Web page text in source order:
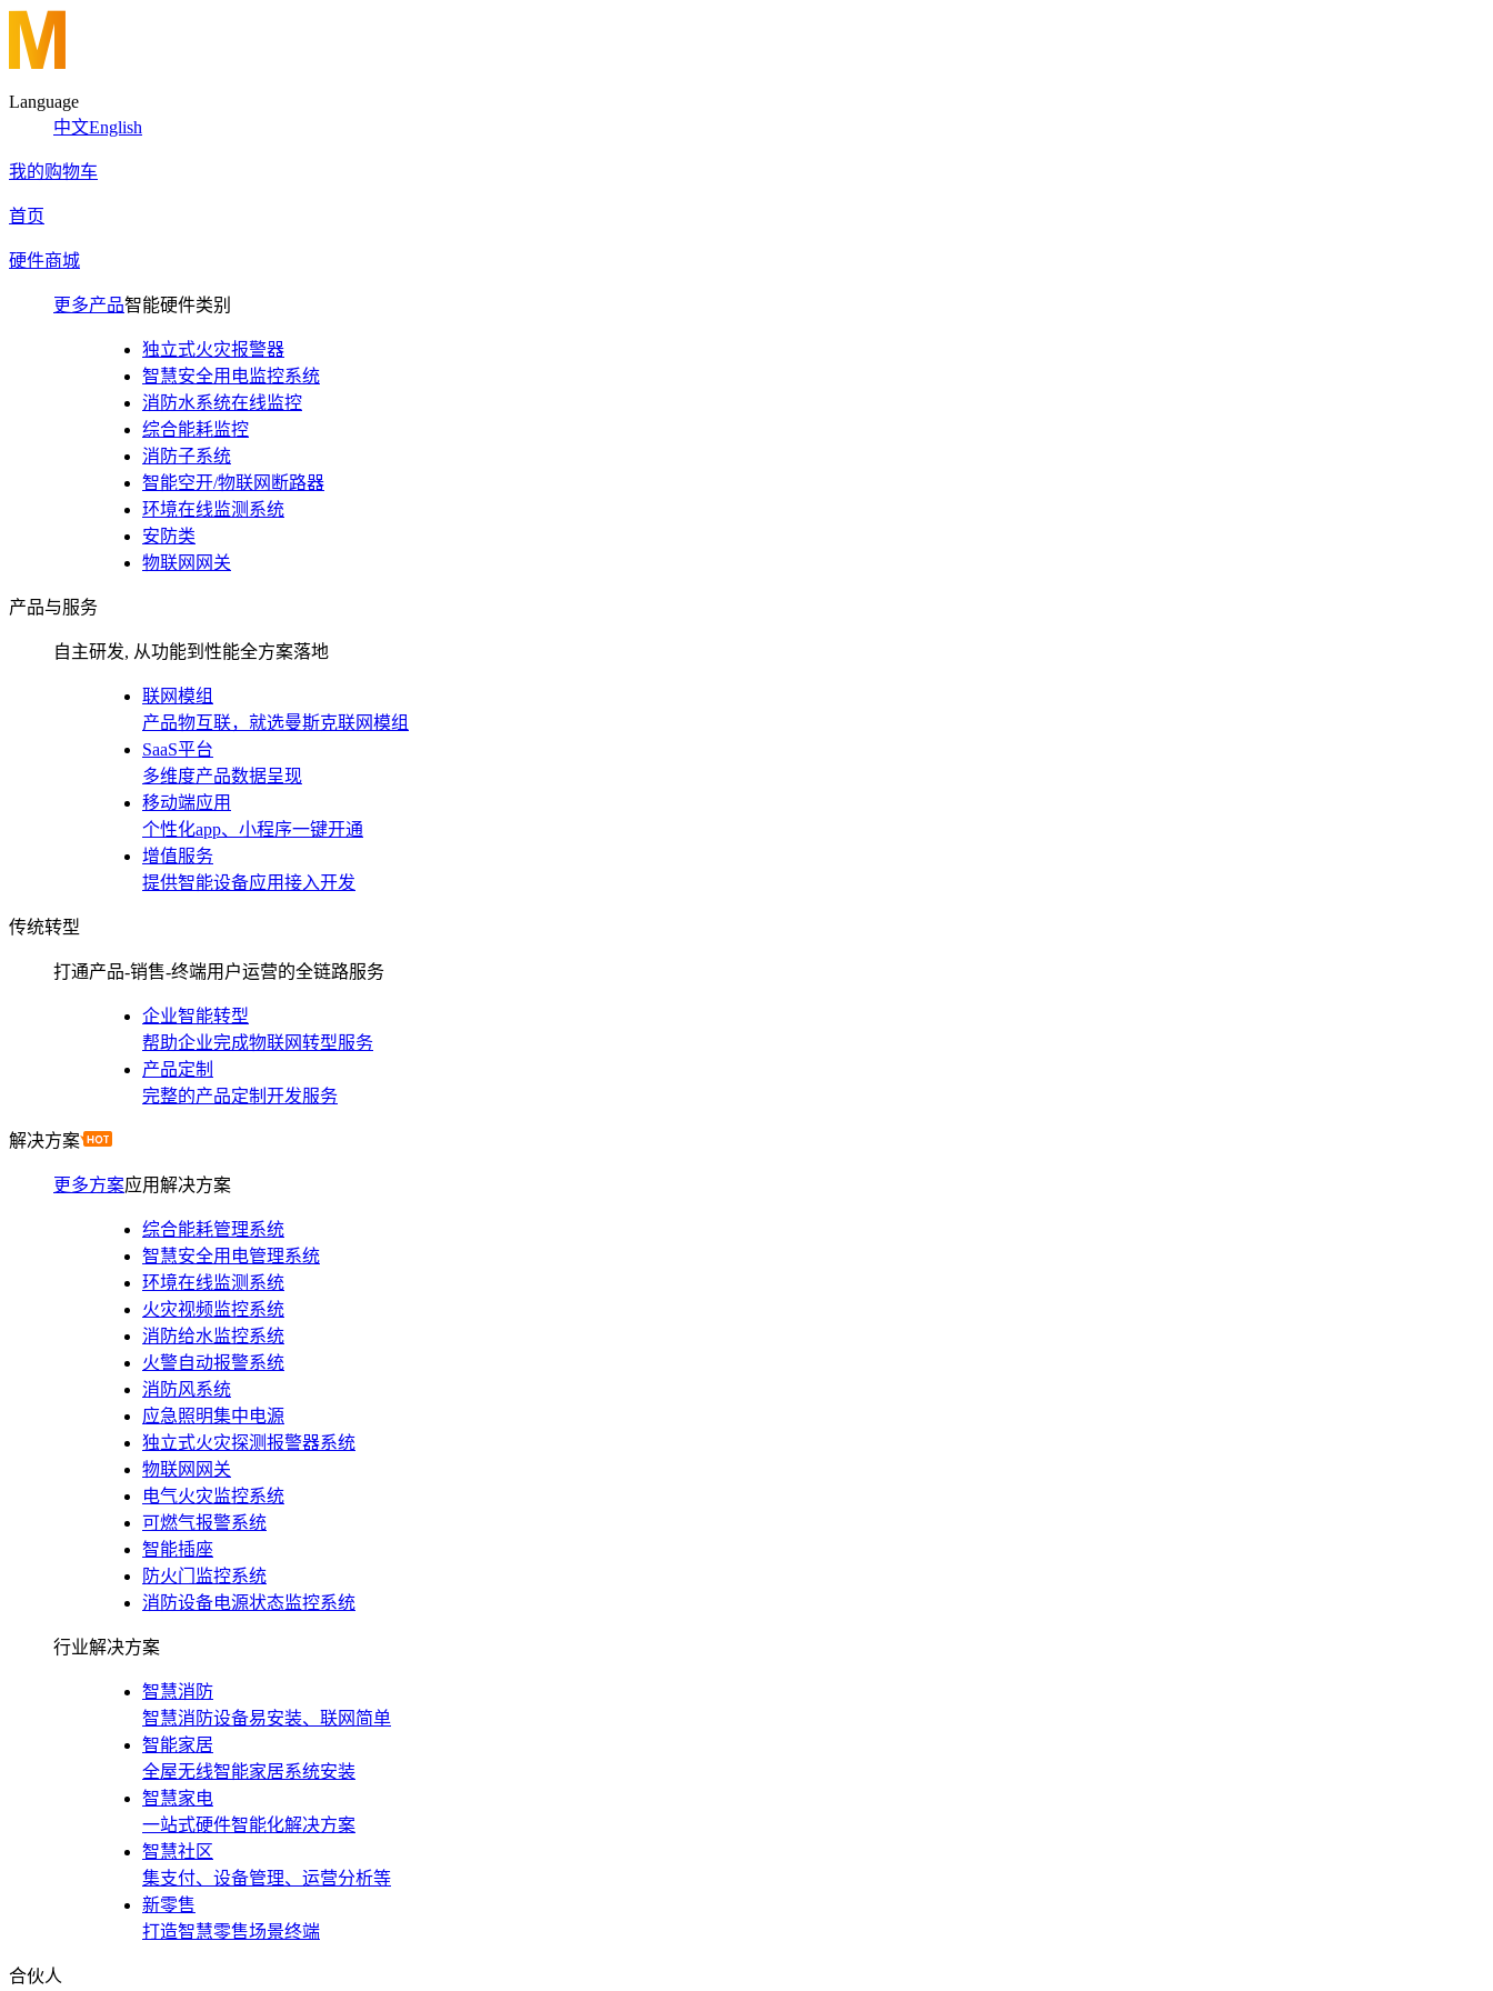
Language
中文English
我的购物车
首页
硬件商城
更多产品智能硬件类别
独立式火灾报警器
智慧安全用电监控系统
消防水系统在线监控
综合能耗监控
消防子系统
智能空开/物联网断路器
环境在线监测系统
安防类
物联网网关
产品与服务
自主研发, 从功能到性能全方案落地
联网模组
产品物互联，就选曼斯克联网模组
SaaS平台
多维度产品数据呈现
移动端应用
个性化app、小程序一键开通
增值服务
提供智能设备应用接入开发
传统转型
打通产品-销售-终端用户运营的全链路服务
企业智能转型
帮助企业完成物联网转型服务
产品定制
完整的产品定制开发服务
解决方案
更多方案应用解决方案
综合能耗管理系统
智慧安全用电管理系统
环境在线监测系统
火灾视频监控系统
消防给水监控系统
火警自动报警系统
消防风系统
应急照明集中电源
独立式火灾探测报警器系统
物联网网关
电气火灾监控系统
可燃气报警系统
智能插座
防火门监控系统
消防设备电源状态监控系统
行业解决方案
智慧消防
智慧消防设备易安装、联网简单
智能家居
全屋无线智能家居系统安装
智慧家电
一站式硬件智能化解决方案
智慧社区
集支付、设备管理、运营分析等
新零售
打造智慧零售场景终端
合伙人